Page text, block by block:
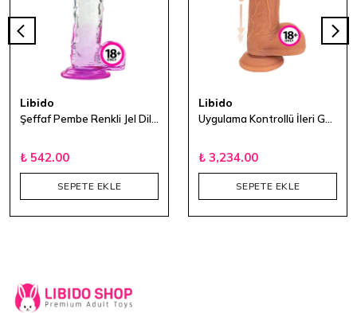
Libido
₺ 542.00
SEPETE EKLE
Libido
₺ 3,234.00
SEPETE EKLE